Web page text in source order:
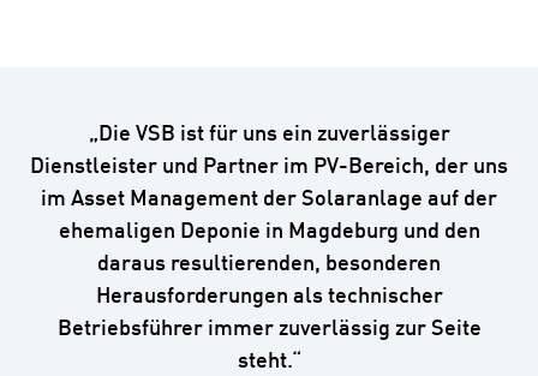
„Die VSB ist für uns ein zuverlässiger
Dienstleister und Partner im PV-Bereich, der uns
im Asset Management der Solaranlage auf der
ehemaligen Deponie in Magdeburg und den
daraus resultierenden, besonderen
Herausforderungen als technischer
Betriebsführer immer zuverlässig zur Seite
steht.“